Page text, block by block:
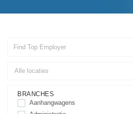
BRANCHES
Aanhangwagens